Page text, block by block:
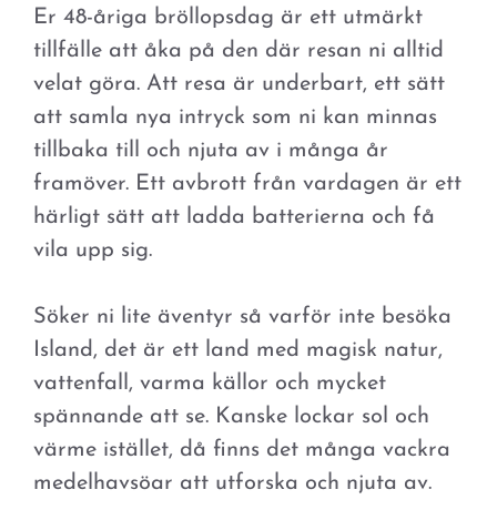
Er 48-åriga bröllopsdag är ett utmärkt
tillfälle att åka på den där resan ni alltid
velat göra. Att resa är underbart, ett sätt
att samla nya intryck som ni kan minnas
tillbaka till och njuta av i många år
framöver. Ett avbrott från vardagen är ett
härligt sätt att ladda batterierna och få
vila upp sig.
Söker ni lite äventyr så varför inte besöka
Island, det är ett land med magisk natur,
vattenfall, varma källor och mycket
spännande att se. Kanske lockar sol och
värme istället, då finns det många vackra
medelhavsöar att utforska och njuta av.